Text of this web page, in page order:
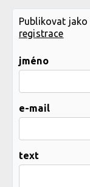
Publikovat
registrace
jméno
e-mail
text